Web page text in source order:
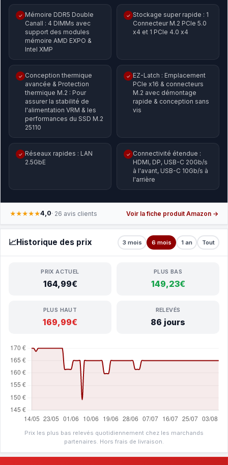
✓ Mémoire DDR5 Double
Canall : 4 DIMMs avec
support des modules
mémoire AMD EXPO &
Intel XMP
✓ Stockage super rapide : 1
Connecteur M.2 PCIe 5.0
x4 et 1 PCIe 4.0 x4
✓ Conception thermique
avancée & Protection
thermique M.2 : Pour
assurer la stabilité de
l'alimentation VRM & les
performances du SSD M.2
25110
✓ EZ-Latch : Emplacement
PCIe x16 & connecteurs
M.2 avec démontage
rapide & conception sans
vis
✓ Réseaux rapides : LAN
2.5GbE
✓ Connectivité étendue :
HDMI, DP, USB-C 20Gb/s
à l'avant, USB-C 10Gb/s à
l'arrière
★★★★★4,0· 26 avis clients Voir la fiche produit Amazon →
📈Historique des prix 3 mois 6 mois 1 an Tout
PRIX ACTUEL
164,99€
PLUS BAS
149,23€
PLUS HAUT
169,99€
RELEVÉS
86 jours
Prix les plus bas relevés quotidiennement chez les marchands
partenaires. Hors frais de livraison.